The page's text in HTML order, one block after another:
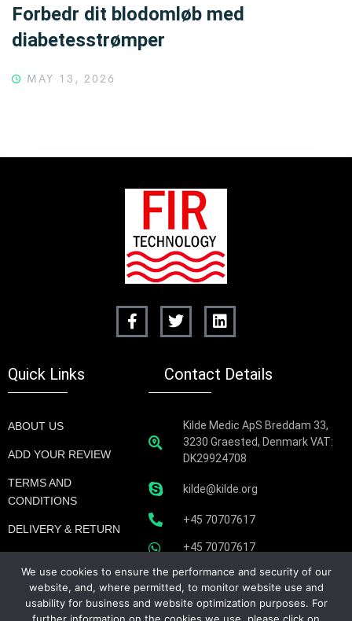
Forbedr dit blodomløb med
diabetesstrømper
MAY 13, 2026
Quick Links
ABOUT US
ADD YOUR REVIEW
TERMS AND
CONDITIONS
DELIVERY & RETURN
BLOGINDLÆG
BLOGS
Contact Details
Kilde Medic ApS Breddam 33,
3230 Graested, Denmark VAT:
DK29924708
kilde@kilde.org
+45 70707617
+45 70707617
We use cookies to ensure the performance and security of our
website, and, where permitted, to monitor website use and
usability for business and website optimization purposes. For